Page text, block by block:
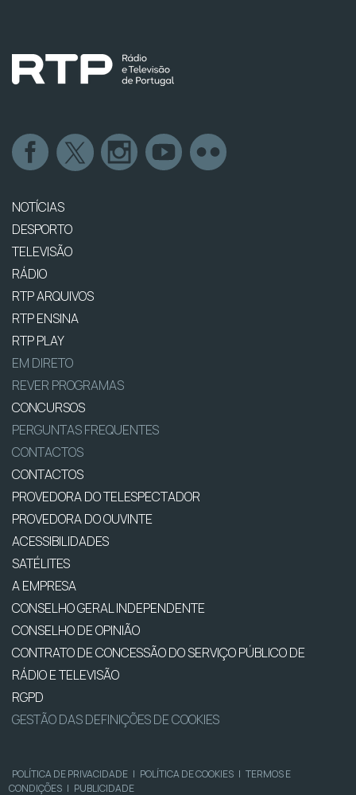
NOTÍCIAS
DESPORTO
TELEVISÃO
RÁDIO
RTP ARQUIVOS
RTP ENSINA
RTP PLAY
EM DIRETO
REVER PROGRAMAS
CONCURSOS
PERGUNTAS FREQUENTES
CONTACTOS
CONTACTOS
PROVEDORA DO TELESPECTADOR
PROVEDORA DO OUVINTE
ACESSIBILIDADES
SATÉLITES
A EMPRESA
CONSELHO GERAL INDEPENDENTE
CONSELHO DE OPINIÃO
CONTRATO DE CONCESSÃO DO SERVIÇO PÚBLICO DE
RÁDIO E TELEVISÃO
RGPD
GESTÃO DAS DEFINIÇÕES DE COOKIES
POLÍTICA DE PRIVACIDADE | POLÍTICA DE COOKIES | TERMOS E
CONDIÇÕES | PUBLICIDADE